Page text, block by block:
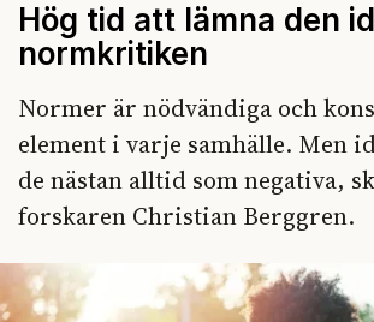
Hög tid att lämna den
normkritiken
Normer är nödvändiga och
element i varje samhälle. Men
de nästan alltid som negativa,
forskaren Christian Berggren.